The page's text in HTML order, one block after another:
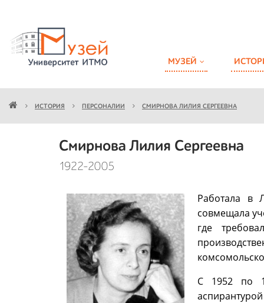
МУЗЕЙ
ИСТОРИЯ ПЕРСОНАЛИИ СМИРНОВА ЛИЛИЯ СЕРГЕЕВНА
Смирнова Лилия Сергеевна
1922-2005
Работала в
совмещала
где
С 1952 по